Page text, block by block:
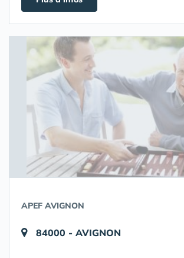
APEF AVIGNON
84000 - AVIGNON